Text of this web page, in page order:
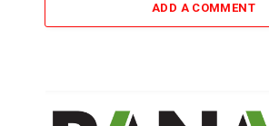
ADD A COMMENT